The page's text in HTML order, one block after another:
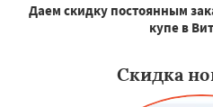
Даем скидку постоянным
купе в
Скидка